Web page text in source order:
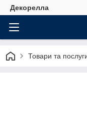
Декорелла
Товари та